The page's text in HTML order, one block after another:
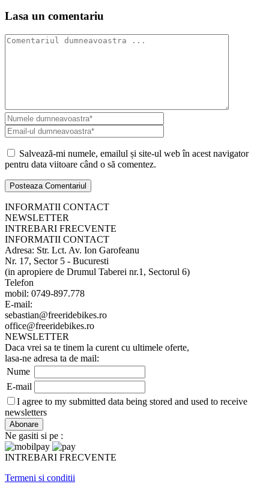
Lasa un comentariu
Salvează-mi numele, emailul și site-ul web în acest navigator
pentru data viitoare când o să comentez.
INFORMATII CONTACT
NEWSLETTER
INTREBARI FRECVENTE
INFORMATII CONTACT
Adresa: Str. Lct. Av. Ion Garofeanu
Nr. 17, Sector 5 - Bucuresti
(in apropiere de Drumul Taberei nr.1, Sectorul 6)
Telefon
mobil: 0749-897.778
E-mail:
sebastian@freeridebikes.ro
office@freeridebikes.ro
NEWSLETTER
Daca vrei sa te tinem la curent cu ultimele oferte,
lasa-ne adresa ta de mail:
Nume
E-mail
I agree to my submitted data being stored and used to receive
newsletters
Ne gasiti si pe :
INTREBARI FRECVENTE
Termeni si conditii